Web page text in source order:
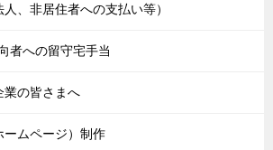
、非居住者への支払い等）
者への留守宅手当
業の皆さまへ
ームページ）制作